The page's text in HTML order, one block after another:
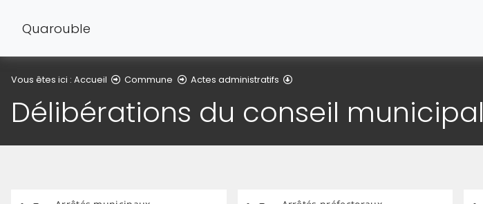
Quarouble
Vous êtes ici : Accueil Commune Actes administratifs
Délibérations du conseil municipal